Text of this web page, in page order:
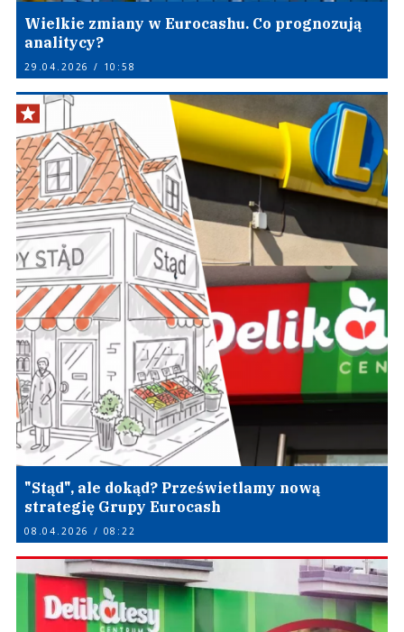
Wielkie zmiany w Eurocashu. Co prognozują
analitycy?
29.04.2026 / 10:58
"Stąd", ale dokąd? Prześwietlamy nową
strategię Grupy Eurocash
08.04.2026 / 08:22